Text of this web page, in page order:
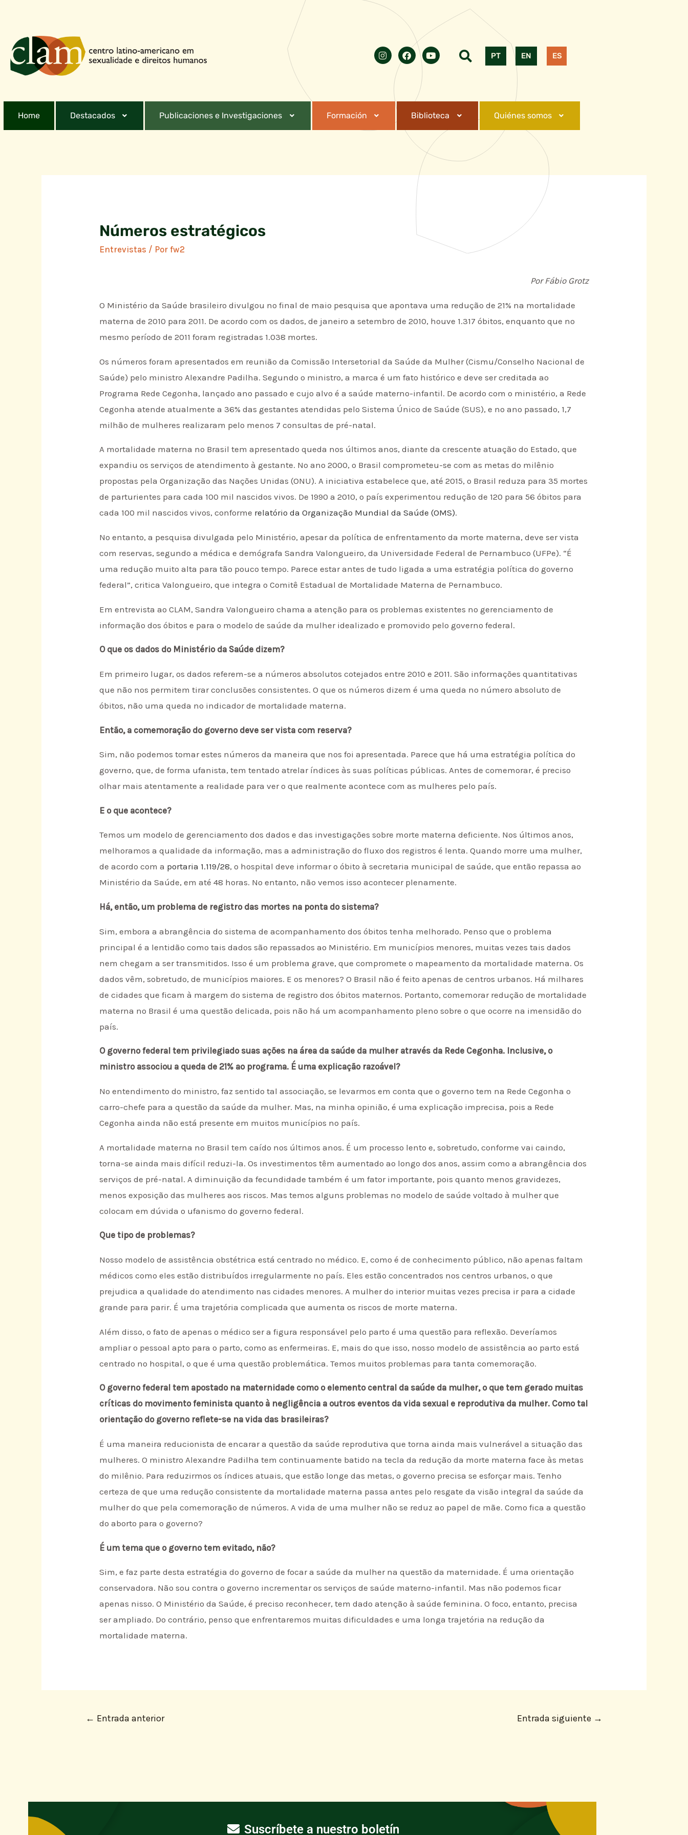
PT EN ES
Home Destacados Publicaciones e Investigaciones Formación Biblioteca Quiénes somos
Números estratégicos
Entrevistas / Porfw2
Por Fábio Grotz
O Ministério da Saúde brasileiro divulgou no final de maio pesquisa que apontava uma redução de 21% na mortalidade
materna de 2010 para 2011. De acordo com os dados, de janeiro a setembro de 2010, houve 1.317 óbitos, enquanto que no
mesmo período de 2011 foram registradas 1.038 mortes.
Os números foram apresentados em reunião da Comissão Intersetorial da Saúde da Mulher (Cismu/Conselho Nacional de
Saúde) pelo ministro Alexandre Padilha. Segundo o ministro, a marca é um fato histórico e deve ser creditada ao
Programa Rede Cegonha, lançado ano passado e cujo alvo é a saúde materno-infantil. De acordo com o ministério, a Rede
Cegonha atende atualmente a 36% das gestantes atendidas pelo Sistema Único de Saúde (SUS), e no ano passado, 1,7
milhão de mulheres realizaram pelo menos 7 consultas de pré-natal.
A mortalidade materna no Brasil tem apresentado queda nos últimos anos, diante da crescente atuação do Estado, que
expandiu os serviços de atendimento à gestante. No ano 2000, o Brasil comprometeu-se com as metas do milênio
propostas pela Organização das Nações Unidas (ONU). A iniciativa estabelece que, até 2015, o Brasil reduza para 35 mortes
de parturientes para cada 100 mil nascidos vivos. De 1990 a 2010, o país experimentou redução de 120 para 56 óbitos para
cada 100 mil nascidos vivos, conforme relatório da Organização Mundial da Saúde (OMS).
No entanto, a pesquisa divulgada pelo Ministério, apesar da política de enfrentamento da morte materna, deve ser vista
com reservas, segundo a médica e demógrafa Sandra Valongueiro, da Universidade Federal de Pernambuco (UFPe). “É
uma redução muito alta para tão pouco tempo. Parece estar antes de tudo ligada a uma estratégia política do governo
federal”, critica Valongueiro, que integra o Comitê Estadual de Mortalidade Materna de Pernambuco.
Em entrevista ao CLAM, Sandra Valongueiro chama a atenção para os problemas existentes no gerenciamento de
informação dos óbitos e para o modelo de saúde da mulher idealizado e promovido pelo governo federal.
O que os dados do Ministério da Saúde dizem?
Em primeiro lugar, os dados referem-se a números absolutos cotejados entre 2010 e 2011. São informações quantitativas
que não nos permitem tirar conclusões consistentes. O que os números dizem é uma queda no número absoluto de
óbitos, não uma queda no indicador de mortalidade materna.
Então, a comemoração do governo deve ser vista com reserva?
Sim, não podemos tomar estes números da maneira que nos foi apresentada. Parece que há uma estratégia política do
governo, que, de forma ufanista, tem tentado atrelar índices às suas políticas públicas. Antes de comemorar, é preciso
olhar mais atentamente a realidade para ver o que realmente acontece com as mulheres pelo país.
E o que acontece?
Temos um modelo de gerenciamento dos dados e das investigações sobre morte materna deficiente. Nos últimos anos,
melhoramos a qualidade da informação, mas a administração do fluxo dos registros é lenta. Quando morre uma mulher,
de acordo com a portaria 1.119/28, o hospital deve informar o óbito à secretaria municipal de saúde, que então repassa ao
Ministério da Saúde, em até 48 horas. No entanto, não vemos isso acontecer plenamente.
Há, então, um problema de registro das mortes na ponta do sistema?
Sim, embora a abrangência do sistema de acompanhamento dos óbitos tenha melhorado. Penso que o problema
principal é a lentidão como tais dados são repassados ao Ministério. Em municípios menores, muitas vezes tais dados
nem chegam a ser transmitidos. Isso é um problema grave, que compromete o mapeamento da mortalidade materna. Os
dados vêm, sobretudo, de municípios maiores. E os menores? O Brasil não é feito apenas de centros urbanos. Há milhares
de cidades que ficam à margem do sistema de registro dos óbitos maternos. Portanto, comemorar redução de mortalidade
materna no Brasil é uma questão delicada, pois não há um acompanhamento pleno sobre o que ocorre na imensidão do
país.
O governo federal tem privilegiado suas ações na área da saúde da mulher através da Rede Cegonha. Inclusive, o
ministro associou a queda de 21% ao programa. É uma explicação razoável?
No entendimento do ministro, faz sentido tal associação, se levarmos em conta que o governo tem na Rede Cegonha o
carro-chefe para a questão da saúde da mulher. Mas, na minha opinião, é uma explicação imprecisa, pois a Rede
Cegonha ainda não está presente em muitos municípios no país.
A mortalidade materna no Brasil tem caído nos últimos anos. É um processo lento e, sobretudo, conforme vai caindo,
torna-se ainda mais difícil reduzi-la. Os investimentos têm aumentado ao longo dos anos, assim como a abrangência dos
serviços de pré-natal. A diminuição da fecundidade também é um fator importante, pois quanto menos gravidezes,
menos exposição das mulheres aos riscos. Mas temos alguns problemas no modelo de saúde voltado à mulher que
colocam em dúvida o ufanismo do governo federal.
Que tipo de problemas?
Nosso modelo de assistência obstétrica está centrado no médico. E, como é de conhecimento público, não apenas faltam
médicos como eles estão distribuídos irregularmente no país. Eles estão concentrados nos centros urbanos, o que
prejudica a qualidade do atendimento nas cidades menores. A mulher do interior muitas vezes precisa ir para a cidade
grande para parir. É uma trajetória complicada que aumenta os riscos de morte materna.
Além disso, o fato de apenas o médico ser a figura responsável pelo parto é uma questão para reflexão. Deveríamos
ampliar o pessoal apto para o parto, como as enfermeiras. E, mais do que isso, nosso modelo de assistência ao parto está
centrado no hospital, o que é uma questão problemática. Temos muitos problemas para tanta comemoração.
O governo federal tem apostado na maternidade como o elemento central da saúde da mulher, o que tem gerado muitas
críticas do movimento feminista quanto à negligência a outros eventos da vida sexual e reprodutiva da mulher. Como tal
orientação do governo reflete-se na vida das brasileiras?
É uma maneira reducionista de encarar a questão da saúde reprodutiva que torna ainda mais vulnerável a situação das
mulheres. O ministro Alexandre Padilha tem continuamente batido na tecla da redução da morte materna face às metas
do milênio. Para reduzirmos os índices atuais, que estão longe das metas, o governo precisa se esforçar mais. Tenho
certeza de que uma redução consistente da mortalidade materna passa antes pelo resgate da visão integral da saúde da
mulher do que pela comemoração de números. A vida de uma mulher não se reduz ao papel de mãe. Como fica a questão
do aborto para o governo?
É um tema que o governo tem evitado, não?
Sim, e faz parte desta estratégia do governo de focar a saúde da mulher na questão da maternidade. É uma orientação
conservadora. Não sou contra o governo incrementar os serviços de saúde materno-infantil. Mas não podemos ficar
apenas nisso. O Ministério da Saúde, é preciso reconhecer, tem dado atenção à saúde feminina. O foco, entanto, precisa
ser ampliado. Do contrário, penso que enfrentaremos muitas dificuldades e uma longa trajetória na redução da
mortalidade materna.
← Entrada anterior Entrada siguiente →
Suscríbete a nuestro boletín